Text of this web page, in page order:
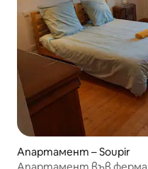
Апартамент – Soupir
Апартамент във ферма